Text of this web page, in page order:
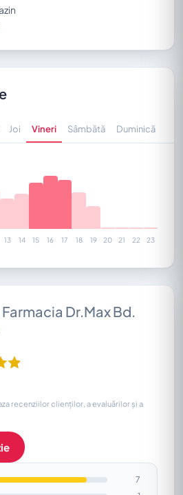
Joi Vineri Sâmbătă Duminică
13 14 15 16 17 18 19 20 21 22 23
Farmacia Dr.Max Bd.
recenziilor clienților, a evaluărilor și a
7